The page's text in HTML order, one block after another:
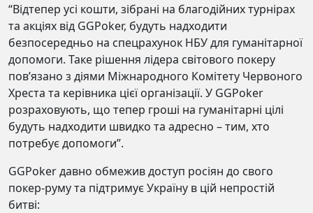
“Відтепер усі кошти, зібрані на благодійних турнірах
та акціях від GGPoker, будуть надходити
безпосередньо на спецрахунок НБУ для гуманітарної
допомоги. Таке рішення лідера світового покеру
пов’язано з діями Міжнародного Комітету Червоного
Хреста та керівника цієї організації. У GGPoker
розраховують, що тепер гроші на гуманітарні цілі
будуть надходити швидко та адресно – тим, хто
потребує допомоги”.
GGPoker давно обмежив доступ росіян до свого
покер-руму та підтримує Україну в цій непростій
битві: